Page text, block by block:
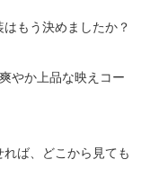
もう決めましたか？
やか上品な映えコー
ば、どこから見ても